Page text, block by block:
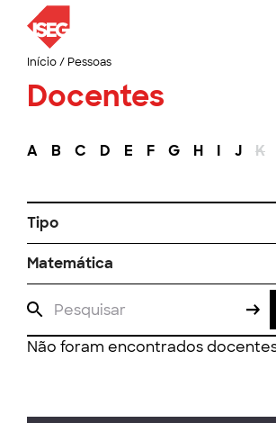
Início/ Pessoas
Docentes
A B C D E F G H I J K
Tipo
Matemática
Não foram encontrados